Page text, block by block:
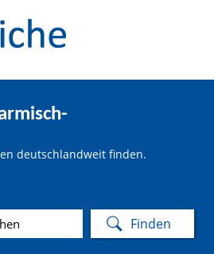
deutschlandweit finden.